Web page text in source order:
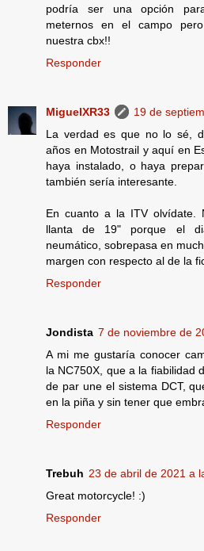
podría ser una opción
meternos en el campo
nuestra cbx!!
Responder
MiguelXR33
19 de
La verdad es que no lo sé,
años en Motostrail y aquí en
haya instalado, o haya
también sería interesante.
En cuanto a la ITV olvídate.
llanta de 19" porque el
neumático, sobrepasa en
margen con respecto al de la
Responder
Jondista 7 de noviembre de
A mi me gustaría conocer
la NC750X, que a la fiabilidad
de par une el sistema DCT,
en la piña y sin tener que
Responder
Trebuh 23 de abril de 2021 a
Great motorcycle! :)
Responder